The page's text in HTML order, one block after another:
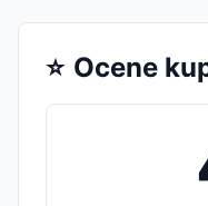
⭐ Ocene